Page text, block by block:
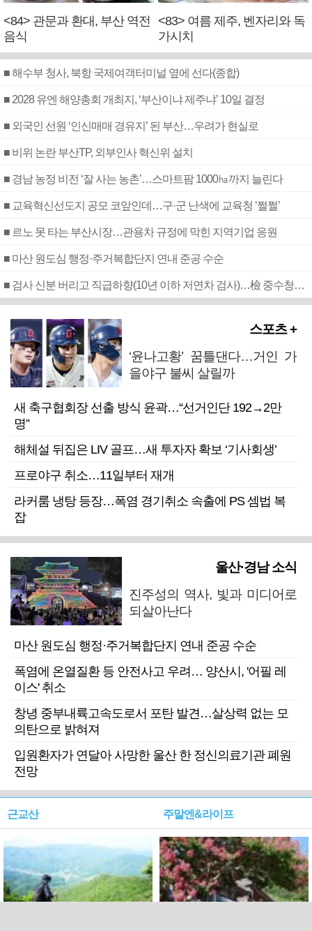
<84> 관문과 환대, 부산 역전
음식
<83> 여름 제주, 벤자리와 독
가시치
■ 해수부 청사, 북항 국제여객터미널 옆에 선다(종합)
■ 2028 유엔 해양총회 개최지, ‘부산이냐 제주냐’ 10일 결정
■ 외국인 선원 ‘인신매매 경유지’ 된 부산…우려가 현실로
■ 비위 논란 부산TP, 외부인사 혁신위 설치
■ 경남 농정 비전 ‘잘 사는 농촌’…스마트팜 1000㏊까지 늘린다
■ 교육혁신선도지 공모 코앞인데…구·군 난색에 교육청 ‘쩔쩔’
■ 르노 못 타는 부산시장…관용차 규정에 막힌 지역기업 응원
■ 마산 원도심 행정·주거복합단지 연내 준공 수순
■ 검사 신분 버리고 직급하향(10년 이하 저연차 검사)…檢 중수청행 기피
스포츠 +
‘윤나고황’ 꿈틀댄다…거인 가
을야구 불씨 살릴까
새 축구협회장 선출 방식 윤곽…“선거인단 192→2만
명”
해체설 뒤집은 LIV 골프…새 투자자 확보 ‘기사회생’
프로야구 취소…11일부터 재개
라커룸 냉탕 등장…폭염 경기취소 속출에 PS 셈법 복
잡
울산·경남 소식
진주성의 역사, 빛과 미디어로
되살아난다
마산 원도심 행정·주거복합단지 연내 준공 수순
폭염에 온열질환 등 안전사고 우려… 양산시, '어필 레
이스' 취소
창녕 중부내륙고속도로서 포탄 발견…살상력 없는 모
의탄으로 밝혀져
입원환자가 연달아 사망한 울산 한 정신의료기관 폐원
전망
근교산 주말엔&라이프